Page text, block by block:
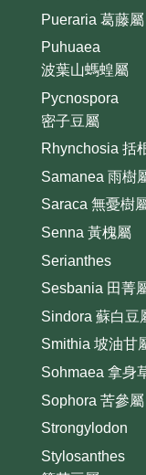
Pueraria 葛藤屬
Puhuaea
波葉山螞蝗屬
Pycnospora
密子豆屬
Rhynchosia 括
Samanea 雨樹
Saraca 無憂樹
Senna 黃槐屬
Serianthes
Sesbania 田菁
Sindora 蘇白豆
Smithia 坡油甘
Sohmaea 拿身
Sophora 苦參屬
Strongylodon
Stylosanthes
【台灣植物資訊整
https://
且不得有收取資料
如需商業使用，請聯